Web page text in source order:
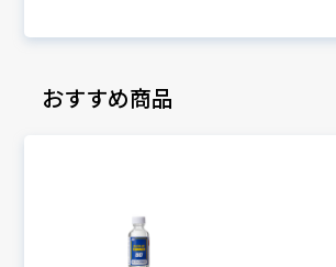
おすすめ商品